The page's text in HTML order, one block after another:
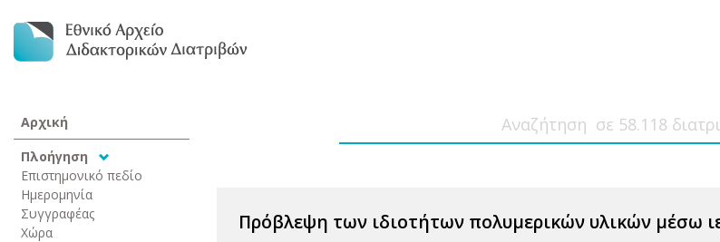
Αρχική
Πλοήγηση
Επιστημονικό πεδίο
Ημερομηνία
Συγγραφέας
Χώρα
Πρόβλεψη των ιδιοτήτων πολυμερικών υλικών μέσω